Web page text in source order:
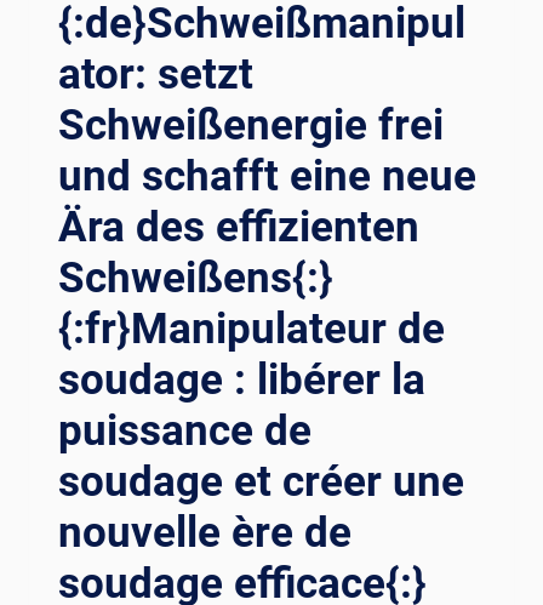
PR
OCESSUS DE
SO
UDAGE IM
PECCABLE{:}{:
RU}ПО
РТАЛЬНЫЙ СВ
АРОЧНЫЙ АП
ЗДАНИЕ БЕ
ЗУПРЕЧНОГО ПР
ОЦЕССА СВ
AR}آل
ة ا
للحام ا
لعملاقة: إ
نشاء ع
ملية ل
ا ت
{:de}Schweißmanipul
ator: setzt
Schweißenergie frei
und schafft eine neue
Ära des effizienten
Schweißens{:}
{:fr}Manipulateur de
soudage : libérer la
puissance de
soudage et créer une
nouvelle ère de
soudage efficace{:}